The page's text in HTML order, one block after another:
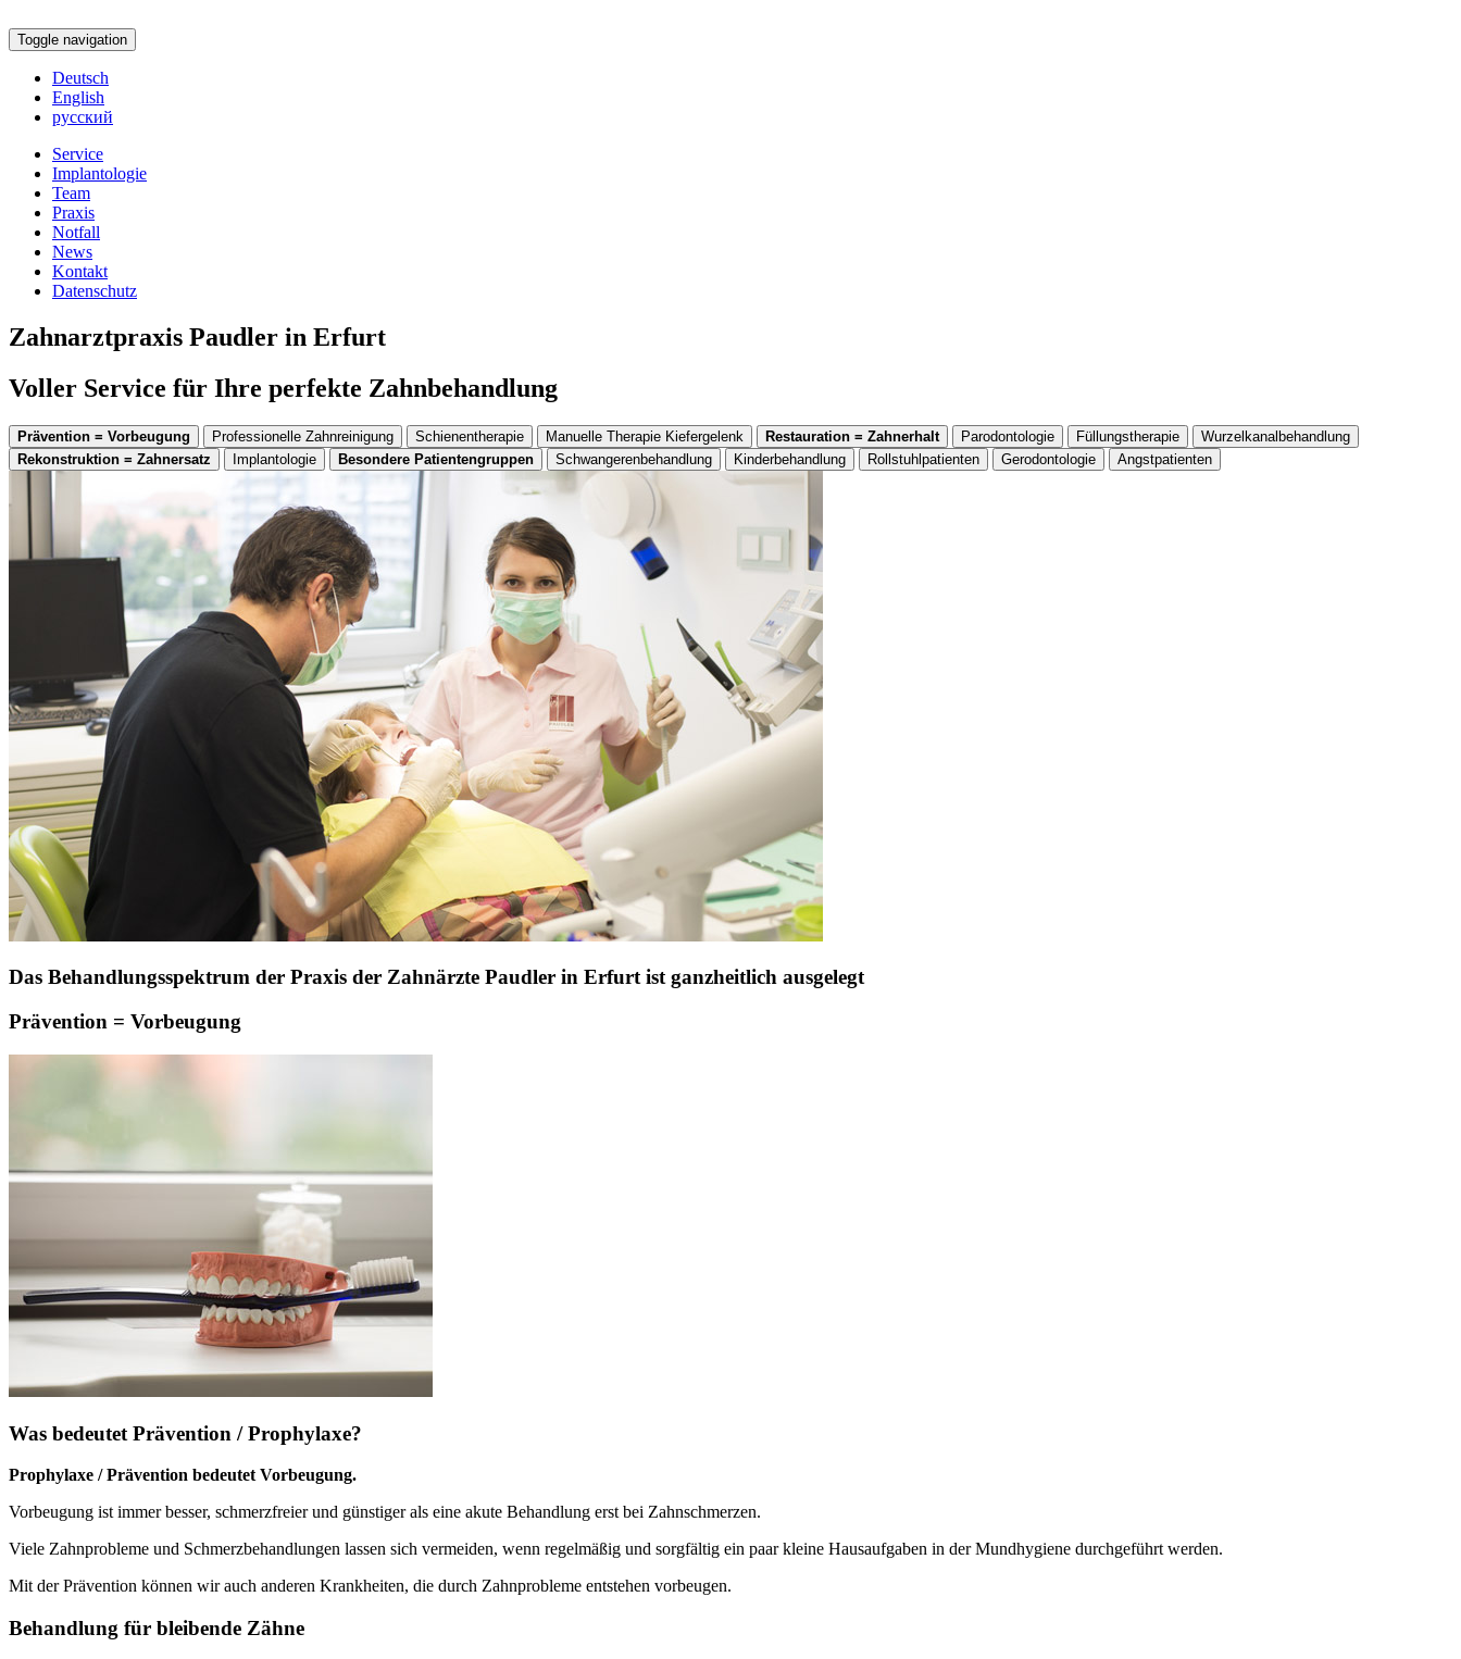
Toggle navigation
Deutsch
English
русский
Service
Implantologie
Team
Praxis
Notfall
News
Kontakt
Datenschutz
Zahnarztpraxis Paudler in Erfurt
Voller Service für Ihre perfekte Zahnbehandlung
Prävention = Vorbeugung Professionelle Zahnreinigung Schienentherapie Manuelle Therapie Kiefergelenk Restauration = Zahnerhalt Parodontologie Füllungstherapie
Wurzelkanalbehandlung
Rekonstruktion = Zahnersatz
Implantologie Besondere Patientengruppen Schwangerenbehandlung Kinderbehandlung Rollstuhlpatienten Gerodontologie Angstpatienten
Das Behandlungsspektrum der Praxis der Zahnärzte Paudler in Erfurt ist ganzheitlich ausgelegt
Prävention = Vorbeugung
Was bedeutet Prävention / Prophylaxe?
Prophylaxe / Prävention bedeutet Vorbeugung.
Vorbeugung ist immer besser, schmerzfreier und günstiger als eine akute Behandlung erst bei Zahnschmerzen.
Viele Zahnprobleme und Schmerzbehandlungen lassen sich vermeiden, wenn regelmäßig und sorgfältig ein paar kleine Hausaufgaben in der Mundhygiene durchgeführt werden.
Mit der Prävention können wir auch anderen Krankheiten, die durch Zahnprobleme entstehen vorbeugen.
Behandlung für bleibende Zähne